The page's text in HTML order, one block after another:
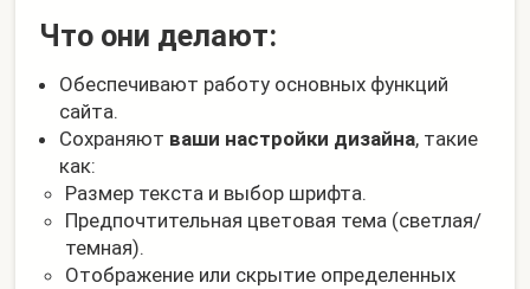
Что они делают:
Обеспечивают работу основных функций
сайта.
Сохраняют ваши настройки дизайна, такие
как:
Размер текста и выбор шрифта.
Предпочтительная цветовая тема (светлая/
темная).
Отображение или скрытие определенных